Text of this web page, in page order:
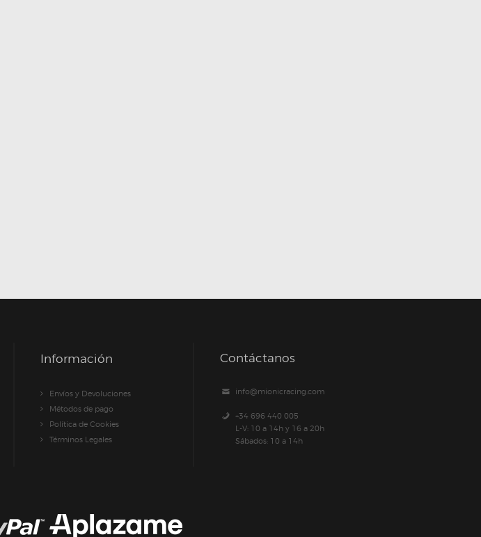
Información
Envíos y Devoluciones
Métodos de pago
Política de Cookies
Términos Legales
Contáctanos
info@mionicracing.com
+34 696 440 005
L-V: 10 a 14h y 16 a 20h
Sábados: 10 a 14h